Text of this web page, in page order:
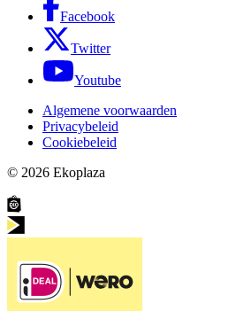
Facebook
Twitter
Youtube
Algemene voorwaarden
Privacybeleid
Cookiebeleid
© 2026 Ekoplaza